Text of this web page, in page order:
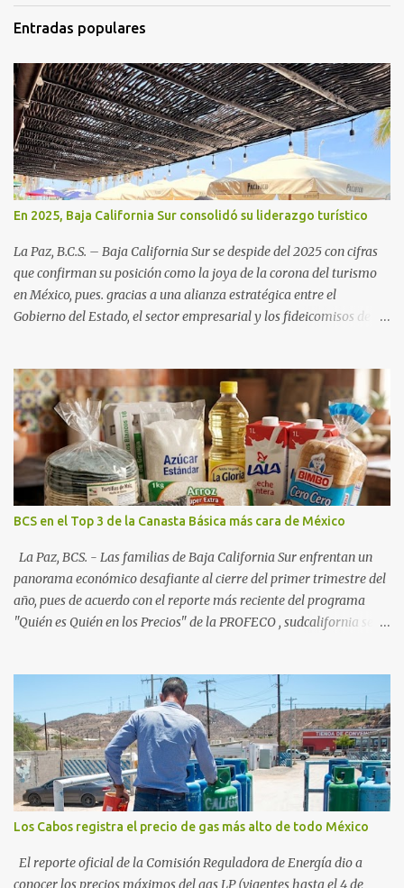
Entradas populares
En 2025, Baja California Sur consolidó su liderazgo turístico
La Paz, B.C.S. – Baja California Sur se despide del 2025 con cifras
que confirman su posición como la joya de la corona del turismo
en México, pues. gracias a una alianza estratégica entre el
Gobierno del Estado, el sector empresarial y los fideicomisos de
una derrama económica sin precedentes. Las proyecciones para
este periodo vacacional son optimistas, con un promedio estatal
que supera el 70% . Sin embargo, la sorpresa del año la ha dado el
norte del estado. Comondú encabeza las expectativas con un
impresionante 89% de ocupación, impulsado por el interés
creciente en el turismo de naturaleza. Le siguen destinos
consolidados y emergentes: Los Cabos: 72% promedio (esperando
picos del 79% en Año Nuevo). La Paz: 66%. Loreto: 58%. Mulegé:
54%. "Estamos viendo un fenómeno de diversificación. Ya no solo
vienen por el lujo de Los Cabos, sino por la aut...
BCS en el Top 3 de la Canasta Básica más cara de México
La Paz, BCS. - Las familias de Baja California Sur enfrentan un
panorama económico desafiante al cierre del primer trimestre del
año, pues de acuerdo con el reporte más reciente del programa
"Quién es Quién en los Precios" de la PROFECO , sudcalifornia se
datos correspondientes al cierre de marzo y la primera semana de
abril revelan que adquirir el paquete de los 24 productos
esenciales alcanzó un precio de 942.50 pesos en la ciudad de La Paz
. Este monto fue detectado específicamente en el establecimiento
Bodega Aurrera ubicado en el fraccionamiento Camino Real,
superando la barrera de los 910 pesos establecida como meta por
el gobierno federal en el Paquete Contra la Inflación y la Carestía
(PACIC). Dentro del análisis por zonas geográficas, la entidad se
ubica en la región Centro-Norte , que comparte con estados como
Aguascaliente...
Los Cabos registra el precio de gas más alto de todo México
El reporte oficial de la Comisión Reguladora de Energía dio a
conocer los precios máximos del gas LP (vigentes hasta el 4 de